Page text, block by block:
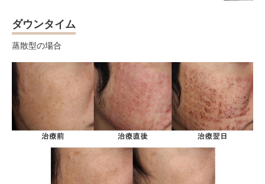
ダウンタイム
蒸散型の場合